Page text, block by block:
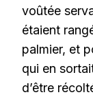
voûtée
étaient
palmier, et
qui en
d’être